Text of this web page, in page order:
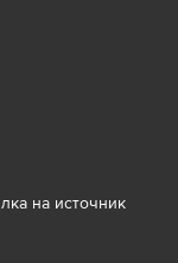
на источник